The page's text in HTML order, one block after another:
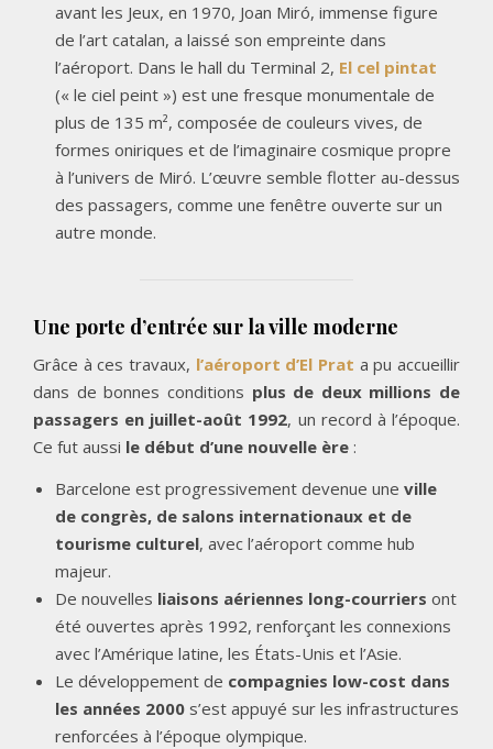
avant les Jeux, en 1970, Joan Miró, immense figure
de l’art catalan, a laissé son empreinte dans
l’aéroport. Dans le hall du Terminal 2, El cel pintat
(« le ciel peint ») est une fresque monumentale de
plus de 135 m², composée de couleurs vives, de
formes oniriques et de l’imaginaire cosmique propre
à l’univers de Miró. L’œuvre semble flotter au-dessus
des passagers, comme une fenêtre ouverte sur un
autre monde.
Une porte d’entrée sur la ville moderne
Grâce à ces travaux, l’aéroport d’El Prat a pu accueillir
dans de bonnes conditions plus de deux millions de
passagers en juillet-août 1992, un record à l’époque.
Ce fut aussi le début d’une nouvelle ère :
Barcelone est progressivement devenue une ville
de congrès, de salons internationaux et de
tourisme culturel, avec l’aéroport comme hub
majeur.
De nouvelles liaisons aériennes long-courriers ont
été ouvertes après 1992, renforçant les connexions
avec l’Amérique latine, les États-Unis et l’Asie.
Le développement de compagnies low-cost dans
les années 2000 s’est appuyé sur les infrastructures
renforcées à l’époque olympique.